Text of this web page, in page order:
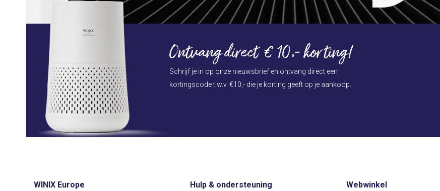
Press
Ontvang direct € 10,- korting!
Schrijf je in op onze nieuwsbrief en ontvang direct een
kortingscode t.w.v. €10,- die je korting geeft op je aankoop.
WINIX Europe Hulp & ondersteuning Webwinkel